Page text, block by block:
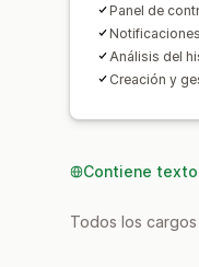
Panel de
Análisis del
Creación y
Contiene
Todos los cargos